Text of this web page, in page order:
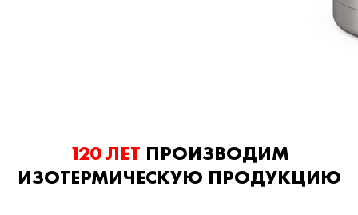
120 ЛЕТ ПРОИЗВОДИМ
ИЗОТЕРМИЧЕСКУЮ ПРОДУКЦИЮ